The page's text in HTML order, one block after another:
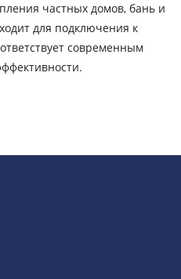
частных домов, бань и
для подключения к
современным